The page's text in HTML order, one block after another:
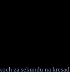
za sekundu na